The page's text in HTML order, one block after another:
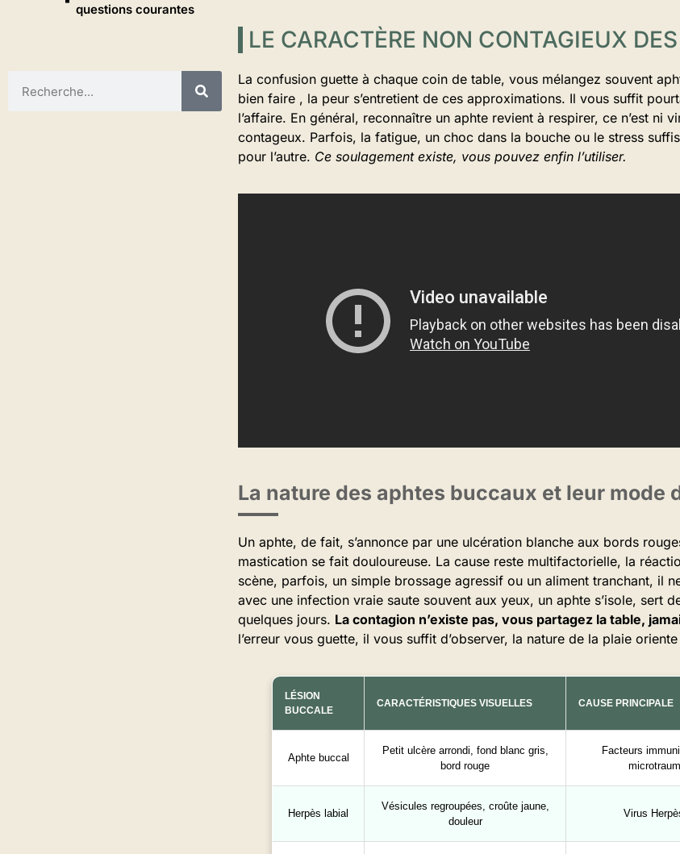
questions courantes
LE CARACTÈRE NON CONTAGIEUX
La confusion guette à chaque coin de table, vous mélangez souvent
bien faire , la peur s’entretient de ces approximations. Il vous suffit
l’affaire. En général, reconnaître un aphte revient à respirer, ce n’est ni
contageux. Parfois, la fatigue, un choc dans la bouche ou le stress
pour l’autre. Ce soulagement existe, vous pouvez enfin l’utiliser.
La nature des aphtes buccaux et leur mode
Un aphte, de fait, s’annonce par une ulcération blanche aux bords
mastication se fait douloureuse. La cause reste multifactorielle, la
scène, parfois, un simple brossage agressif ou un aliment tranchant, il
avec une infection vraie saute souvent aux yeux, un aphte s’isole, sert
quelques jours. La contagion n’existe pas, vous partagez la table,
l’erreur vous guette, il vous suffit d’observer, la nature de la plaie
LÉSION
BUCCALE
CARACTÉRISTIQUES VISUELLES CAUSE PRINCIPALE
Aphte buccal
Petit ulcère arrondi, fond blanc gris,
bord rouge
Facteurs
Herpès labial
Vésicules regroupées, croûte jaune,
douleur
Virus